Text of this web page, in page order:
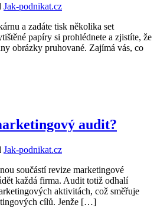
Jak-podnikat.cz
a zadáte tisk několika set
papíry si prohlédnete a zjistíte, že
obrázky pruhované. Zajímá vás, co
audit?
Jak-podnikat.cz
součástí revize marketingové
každá firma. Audit totiž odhalí
aktivitách, což směřuje
cílů. Jenže […]